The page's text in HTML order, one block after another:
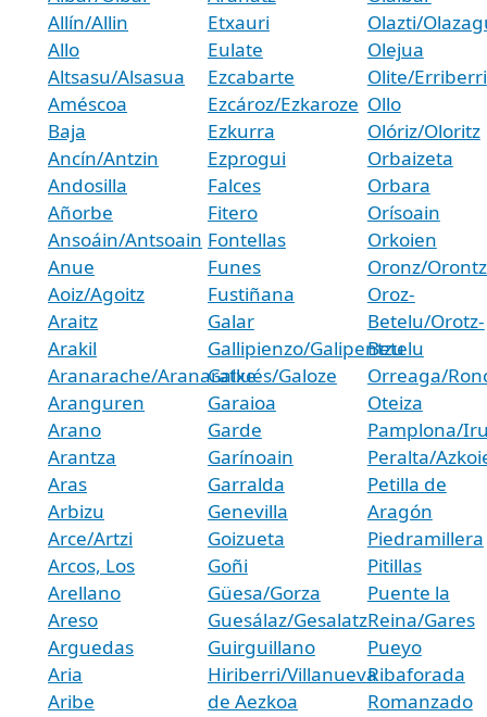
Allín/Allin
Allo
Altsasu/Alsasua
Améscoa
Baja
Ancín/Antzin
Andosilla
Añorbe
Ansoáin/Antsoain
Anue
Aoiz/Agoitz
Araitz
Arakil
Aranarache/Aranaratxe
Aranguren
Arano
Arantza
Aras
Arbizu
Arce/Artzi
Arcos, Los
Arellano
Areso
Arguedas
Aria
Aribe
Etxauri
Eulate
Ezcabarte
Ezcároz/Ezkaroze
Ezkurra
Ezprogui
Falces
Fitero
Fontellas
Funes
Fustiñana
Galar
Gallipienzo/Galipentzu
Gallués/Galoze
Garaioa
Garde
Garínoain
Garralda
Genevilla
Goizueta
Goñi
Güesa/Gorza
Guesálaz/Gesalatz
Guirguillano
Hiriberri/Villanueva
de Aezkoa
Olazti/
Olejua
Olite/Erriberri
Ollo
Olóriz/Oloritz
Orbaizeta
Orbara
Orísoain
Orkoien
Oronz/
Oroz-
Betelu/Orotz-
Betelu
Orreaga/
Oteiza
Pamplona/
Peralta/
Petilla de
Aragón
Piedramillera
Pitillas
Puente la
Reina/Gares
Pueyo
Ribaforada
Romanzado